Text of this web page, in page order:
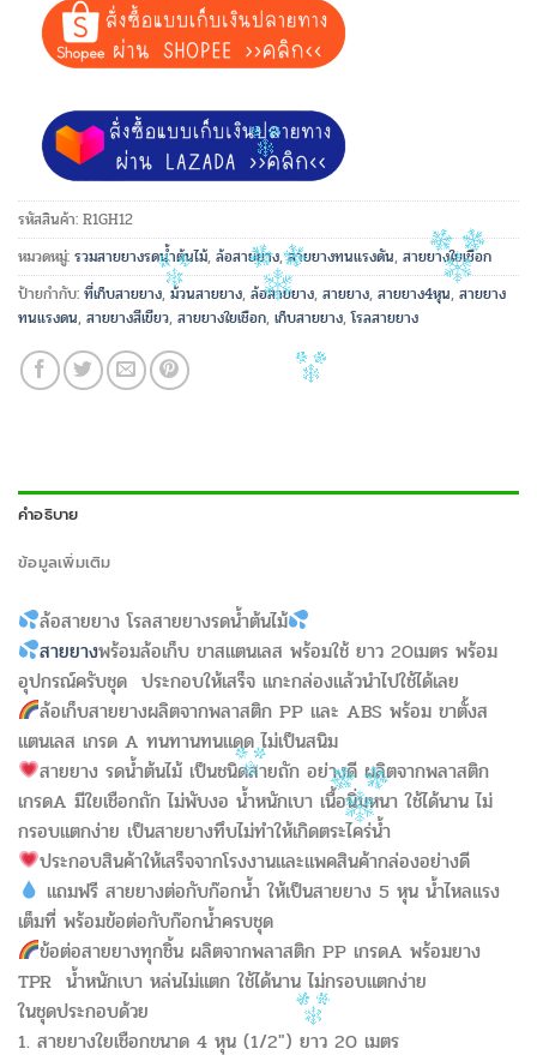
รหัสสินค้า: R1GH12
หมวดหมู่: รวมสายยางรดน้ำต้นไม้, ล้อสายยาง,สายยางทนแรงดัน, สายยางใยเชือก
ป้ายกำกับ: ที่เก็บสายยาง, ม้วนสายยาง, ล้อสายยาง, สายยาง, สายยาง4หุน, สายยาง
ทนแรงดน, สายยางสีเขียว, สายยางใยเชือก, เก็บสายยาง,โรลสายยาง
คำอธิบาย
ข้อมูลเพิ่มเติม
ล้อสายยาง โรลสายยางรดน้ำต้นไม้
สายยางพร้อมล้อเก็บ ขาสแตนเลส พร้อมใช้ ยาว 20เมตร พร้อม
อุปกรณ์ครับชุด ประกอบให้เสร็จ แกะกล่องแล้วนำไปใช้ได้เลย
ล้อเก็บสายยางผลิตจากพลาสติก PP และ ABS พร้อม ขาตั้งส
แตนเลส เกรด A ทนทานทนแดด ไม่เป็นสนิม
สายยาง รดน้ำต้นไม้ เป็นชนิดสายถัก อย่างดี ผลิตจากพลาสติก
เกรดA มีใยเชือกถัก ไม่พับงอ น้ำหนักเบา เนื้อนิ่มหนา ใช้ได้นาน ไม่
กรอบแตกง่าย เป็นสายยางทึบไม่ทำให้เกิดตระไคร่น้ำ
ประกอบสินค้าให้เสร็จจากโรงงานและแพคสินค้ากล่องอย่างดี
แถมฟรี สายยางต่อกับก๊อกน้ำ ให้เป็นสายยาง 5 หุน น้ำไหลแรง
เต็มที่ พร้อมข้อต่อกับก๊อกน้ำครบชุด
ข้อต่อสายยางทุกชิ้น ผลิตจากพลาสติก PP เกรดA พร้อมยาง
TPR น้ำหนักเบา หล่นไม่แตก ใช้ได้นาน ไม่กรอบแตกง่าย
ในชุดประกอบด้วย
1. สายยางใยเชือกขนาด 4 หุน (1/2″) ยาว 20 เมตร